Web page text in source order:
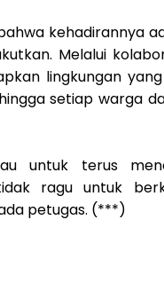
kehadirannya
Melalui
lingkungan
setiap warga
untuk terus
ragu untuk
petugas. (***)